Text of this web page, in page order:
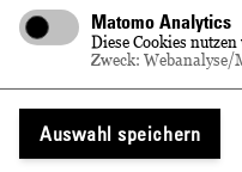
Matomo Analytics
Diese Cookies
Zweck: Webanalyse/
Auswahl speichern
Linie 4 (Richtung
Schloss Wackerbarth
Bei Anreise mit dem